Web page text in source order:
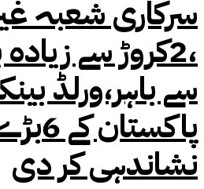
سرکاری شعبہ
،2کروڑ سے
سے باہر،ورلڈ
نشاندہی کر دی